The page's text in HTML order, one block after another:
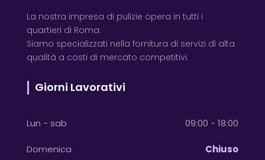
La nostra impresa di pulizie opera in tutti i
quartieri di Roma.
Siamo specializzati nella fornitura di servizi di alta
qualità a costi di mercato competitivi.
Giorni Lavorativi
Lun - sab 09:00 - 18:00
Domenica Chiuso